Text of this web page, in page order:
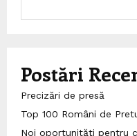
Postări
Precizări de presă
Top 100 Români de
Noi oportunități pentru